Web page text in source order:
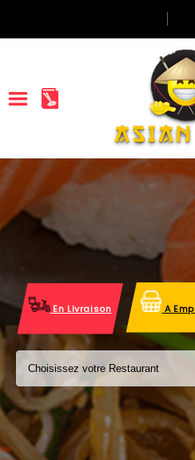
ACCUEIL
LA CARTE
VOS AVIS
MENTIONS LÉGALES
C.G.V
En Livraison A